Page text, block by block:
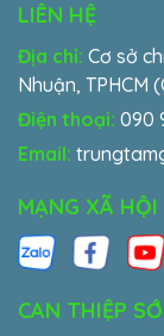
LIÊN HỆ
Địa chỉ: Cơ sở
Nhuận, TPHCM
Điện thoại: 090
Email:
MẠNG XÃ HỘI
CAN THIỆP